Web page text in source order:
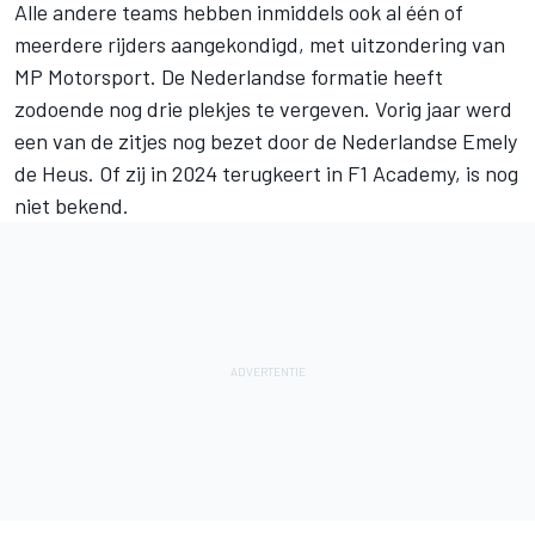
Alle andere teams hebben inmiddels ook al één of
meerdere rijders aangekondigd, met uitzondering van
MP Motorsport. De Nederlandse formatie heeft
zodoende nog drie plekjes te vergeven. Vorig jaar werd
een van de zitjes nog bezet door de Nederlandse Emely
de Heus. Of zij in 2024 terugkeert in F1 Academy, is nog
niet bekend.